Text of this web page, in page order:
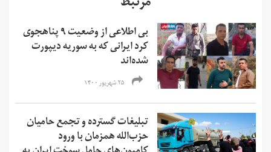
بی اطلاعی از وضعیت ۹ پناهجوی
کرد ایرانی که به سوریه دیپورت
شده‌اند
۲۵ شهریور ۱۴۰۰
تبلیغات گسترده و تجمع حامیان
حزب‌الله همزمان با ورود